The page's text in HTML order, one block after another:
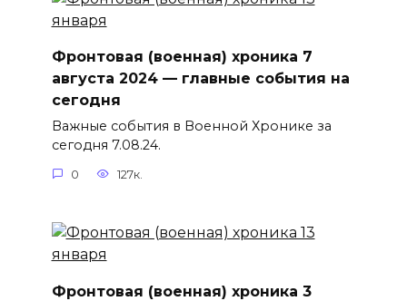
Фронтовая (военная) хроника 7
августа 2024 — главные события на
сегодня
Важные события в Военной Хронике за
сегодня 7.08.24.
0 127к.
Фронтовая (военная) хроника 3